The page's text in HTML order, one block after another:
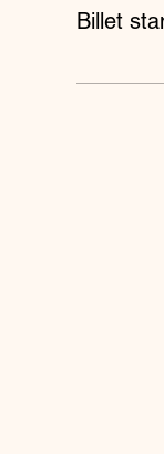
Billet